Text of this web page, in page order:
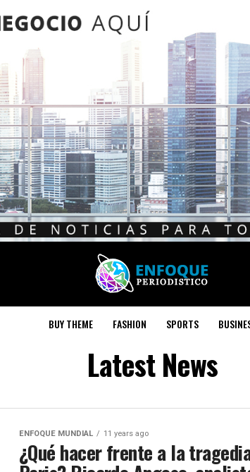
BUY THEME FASHION SPORTS
Latest News
ENFOQUE MUNDIAL 11 years ago
¿Qué hacer frente a la